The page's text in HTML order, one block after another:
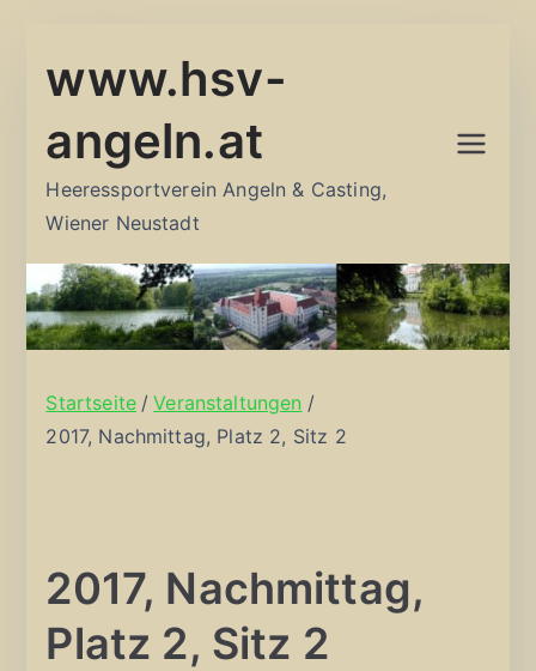
Inhalt
www.hsv-
angeln.at
Heeressportverein Angeln & Casting,
Wiener Neustadt
Startseite
Veranstaltungen
2017, Nachmittag, Platz 2, Sitz 2
2017, Nachmittag,
Platz 2, Sitz 2